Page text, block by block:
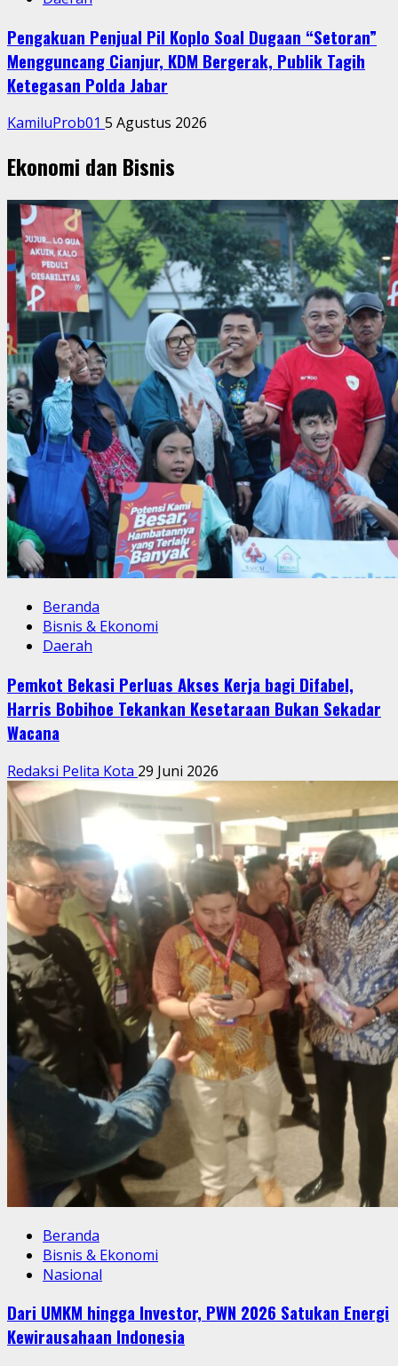
Daerah
Pemkot Bekasi Perluas Akses Kerja bagi Difabel,
Harris Bobihoe Tekankan Kesetaraan Bukan Sekadar
Wacana
Redaksi Pelita Kota29 Juni 2026
Beranda
Bisnis & Ekonomi
Nasional
Dari UMKM hingga Investor, PWN 2026 Satukan Energi
Kewirausahaan Indonesia
Redaksi Pelita Kota